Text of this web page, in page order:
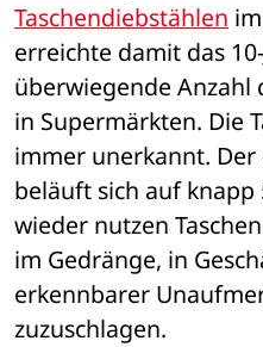
Taschendiebstählen
erreichte damit das
überwiegende Anzahl
in Supermärkten. Die
immer unerkannt. Der
beläuft sich auf
wieder nutzen
im Gedränge, in
erkennbarer
zuzuschlagen.